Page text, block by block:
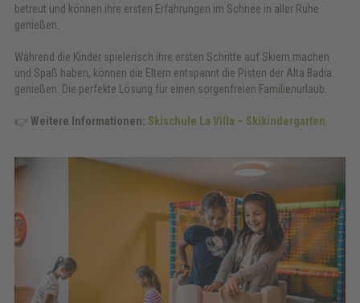
betreut und können ihre ersten Erfahrungen im Schnee in aller Ruhe
genießen.
Während die Kinder spielerisch ihre ersten Schritte auf Skiern machen
und Spaß haben, können die Eltern entspannt die Pisten der Alta Badia
genießen. Die perfekte Lösung für einen sorgenfreien Familienurlaub.
👉Weitere Informationen: Skischule La Villa – Skikindergarten